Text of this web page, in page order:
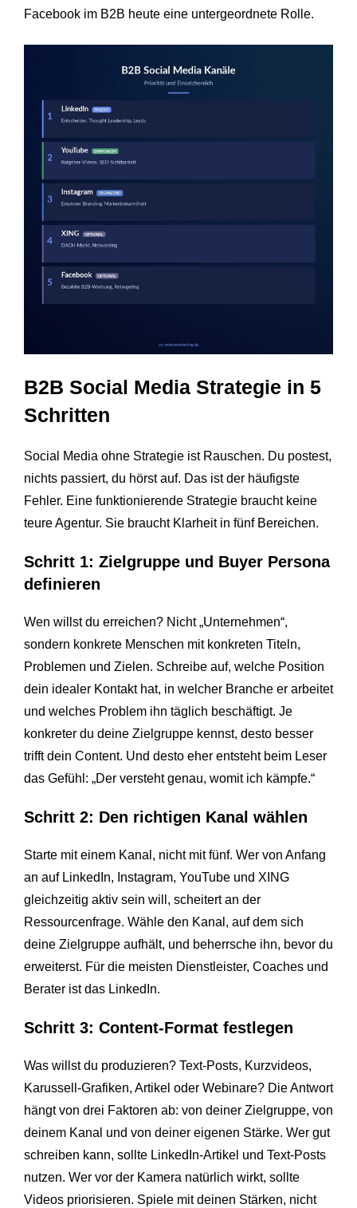
Facebook im B2B heute eine untergeordnete Rolle.
B2B Social Media Strategie in 5
Schritten
Social Media ohne Strategie ist Rauschen. Du postest,
nichts passiert, du hörst auf. Das ist der häufigste
Fehler. Eine funktionierende Strategie braucht keine
teure Agentur. Sie braucht Klarheit in fünf Bereichen.
Schritt 1: Zielgruppe und Buyer Persona
definieren
Wen willst du erreichen? Nicht „Unternehmen“,
sondern konkrete Menschen mit konkreten Titeln,
Problemen und Zielen. Schreibe auf, welche Position
dein idealer Kontakt hat, in welcher Branche er arbeitet
und welches Problem ihn täglich beschäftigt. Je
konkreter du deine Zielgruppe kennst, desto besser
trifft dein Content. Und desto eher entsteht beim Leser
das Gefühl: „Der versteht genau, womit ich kämpfe.“
Schritt 2: Den richtigen Kanal wählen
Starte mit einem Kanal, nicht mit fünf. Wer von Anfang
an auf LinkedIn, Instagram, YouTube und XING
gleichzeitig aktiv sein will, scheitert an der
Ressourcenfrage. Wähle den Kanal, auf dem sich
deine Zielgruppe aufhält, und beherrsche ihn, bevor du
erweiterst. Für die meisten Dienstleister, Coaches und
Berater ist das LinkedIn.
Schritt 3: Content-Format festlegen
Was willst du produzieren? Text-Posts, Kurzvideos,
Karussell-Grafiken, Artikel oder Webinare? Die Antwort
hängt von drei Faktoren ab: von deiner Zielgruppe, von
deinem Kanal und von deiner eigenen Stärke. Wer gut
schreiben kann, sollte LinkedIn-Artikel und Text-Posts
nutzen. Wer vor der Kamera natürlich wirkt, sollte
Videos priorisieren. Spiele mit deinen Stärken, nicht